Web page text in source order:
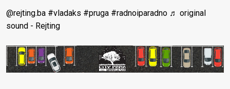
@rejting.ba #vladaks #pruga #radnoiparadno ♬ original
sound - Rejting